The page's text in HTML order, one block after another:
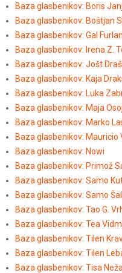
Baza glasbenikov: Boris
Baza glasbenikov: Boštjan
Baza glasbenikov: Gal Furlan
Baza glasbenikov: Irena Z.
Baza glasbenikov: Jošt
Baza glasbenikov: Kaja
Baza glasbenikov: Luka
Baza glasbenikov: Maja
Baza glasbenikov: Marko
Baza glasbenikov: Mauricio
Baza glasbenikov: Nowi
Baza glasbenikov: Primož
Baza glasbenikov: Samo
Baza glasbenikov: Samo
Baza glasbenikov: Tao G.
Baza glasbenikov: Tea
Baza glasbenikov: Tilen
Baza glasbenikov: Tilen
Baza glasbenikov: Tisa